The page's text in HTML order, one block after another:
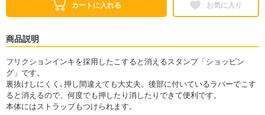
カートに入れる お気に入り
商品説明
フリクションインキを採用したこすると消えるスタンプ「ショッピン
グ」です。
裏抜けしにくく､押し間違えても大丈夫。後部に付いているラバーでこす
ると消えるので、何度でも押したり消したりできて便利です。
本体にはストラップもつけられます。